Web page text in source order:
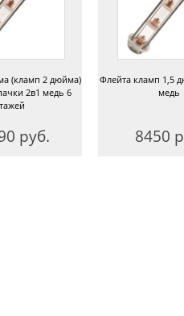
(кламп 2 дюйма)
2в1 медь 6
руб.
Флейта кламп 1,5
медь
8450